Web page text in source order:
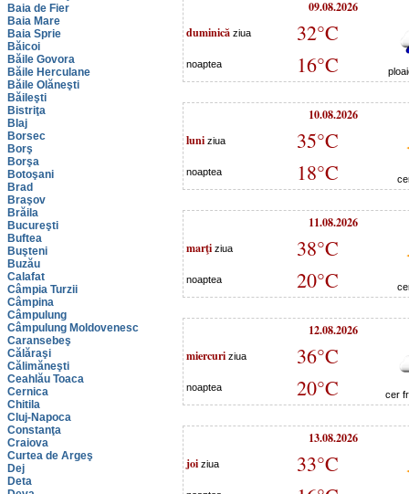
Baia de Fier
Baia Mare
Baia Sprie
Băicoi
Băile Govora
Băile Herculane
Băile Olăneşti
Băileşti
Bistriţa
Blaj
Borsec
Borş
Borşa
Botoşani
Brad
Braşov
Brăila
Bucureşti
Buftea
Buşteni
Buzău
Calafat
Câmpia Turzii
Câmpina
Câmpulung
Câmpulung Moldovenesc
Caransebeş
Călăraşi
Călimăneşti
Ceahlău Toaca
Cernica
Chitila
Cluj-Napoca
Constanţa
Craiova
Curtea de Argeş
Dej
Deta
09.08.2026
duminică ziua 32°C
noaptea 16°C
10.08.2026
luni ziua 35°C
noaptea 18°C
11.08.2026
marţi ziua 38°C
noaptea 20°C
12.08.2026
miercuri ziua 36°C
cer
noaptea 20°C
13.08.2026
joi ziua 33°C